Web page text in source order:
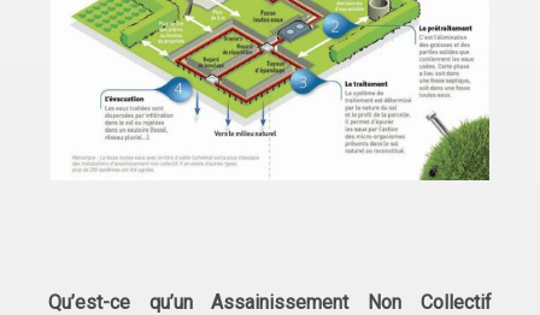
Qu’est-ce qu’un Assainissement Non Collectif